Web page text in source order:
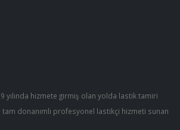
yılında hizmete girmiş olan yolda lastik tamiri
donanımlı profesyonel lastikçi hizmeti sunan